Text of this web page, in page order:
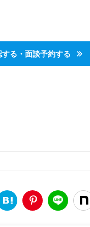
る・面談予約する